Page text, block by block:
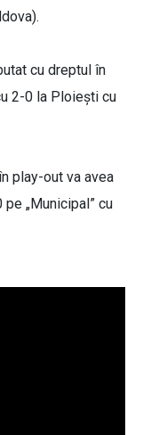
cu dreptul în
2-0 la Ploiești cu
play-out va avea
„Municipal” cu